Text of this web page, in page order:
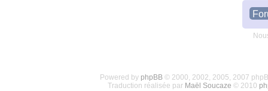
Powered by phpBB© 2000, 2002, 2005, 2007
Traduction réalisée par Maël Soucaze © 2010